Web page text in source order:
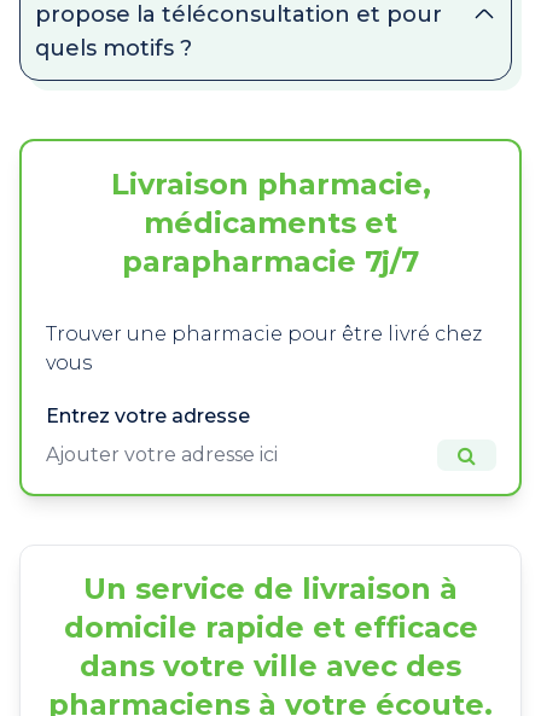
propose la téléconsultation et pour
quels motifs ?
Livraison pharmacie,
médicaments et
parapharmacie 7j/7
Trouver une pharmacie pour être livré chez
vous
Entrez votre adresse
Un service de livraison à
domicile rapide et efficace
dans votre ville avec des
pharmaciens à votre écoute.